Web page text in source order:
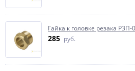
Гайка к головке резака
285 руб.